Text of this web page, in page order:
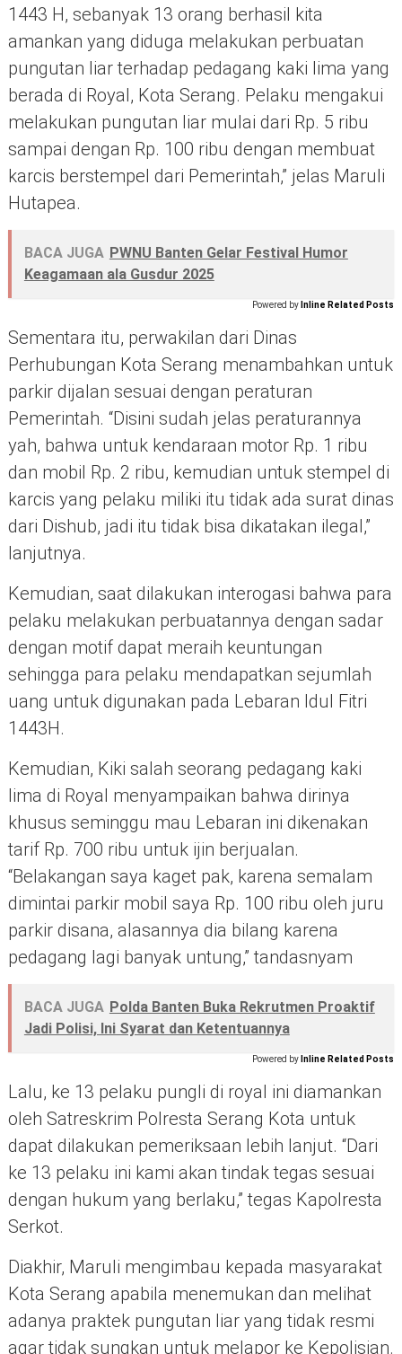
1443 H, sebanyak 13 orang berhasil kita
amankan yang diduga melakukan perbuatan
pungutan liar terhadap pedagang kaki lima yang
berada di Royal, Kota Serang. Pelaku mengakui
melakukan pungutan liar mulai dari Rp. 5 ribu
sampai dengan Rp. 100 ribu dengan membuat
karcis berstempel dari Pemerintah,” jelas Maruli
Hutapea.
BACA JUGA PWNU Banten Gelar Festival Humor
Keagamaan ala Gusdur 2025
Powered by Inline Related Posts
Sementara itu, perwakilan dari Dinas
Perhubungan Kota Serang menambahkan untuk
parkir dijalan sesuai dengan peraturan
Pemerintah. “Disini sudah jelas peraturannya
yah, bahwa untuk kendaraan motor Rp. 1 ribu
dan mobil Rp. 2 ribu, kemudian untuk stempel di
karcis yang pelaku miliki itu tidak ada surat dinas
dari Dishub, jadi itu tidak bisa dikatakan ilegal,”
lanjutnya.
Kemudian, saat dilakukan interogasi bahwa para
pelaku melakukan perbuatannya dengan sadar
dengan motif dapat meraih keuntungan
sehingga para pelaku mendapatkan sejumlah
uang untuk digunakan pada Lebaran Idul Fitri
1443H.
Kemudian, Kiki salah seorang pedagang kaki
lima di Royal menyampaikan bahwa dirinya
khusus seminggu mau Lebaran ini dikenakan
tarif Rp. 700 ribu untuk ijin berjualan.
“Belakangan saya kaget pak, karena semalam
dimintai parkir mobil saya Rp. 100 ribu oleh juru
parkir disana, alasannya dia bilang karena
pedagang lagi banyak untung,” tandasnyam
BACA JUGA Polda Banten Buka Rekrutmen Proaktif
Jadi Polisi, Ini Syarat dan Ketentuannya
Powered by Inline Related Posts
Lalu, ke 13 pelaku pungli di royal ini diamankan
oleh Satreskrim Polresta Serang Kota untuk
dapat dilakukan pemeriksaan lebih lanjut. “Dari
ke 13 pelaku ini kami akan tindak tegas sesuai
dengan hukum yang berlaku,” tegas Kapolresta
Serkot.
Diakhir, Maruli mengimbau kepada masyarakat
Kota Serang apabila menemukan dan melihat
adanya praktek pungutan liar yang tidak resmi
agar tidak sungkan untuk melapor ke Kepolisian.